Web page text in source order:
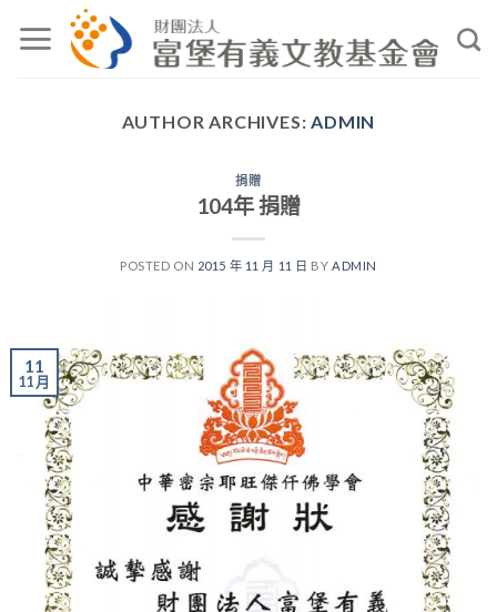
AUTHOR ARCHIVES:ADMIN
捐贈
104年 捐贈
POSTED ON 2015 年 11 月 11 日 BY ADMIN
11
11 月